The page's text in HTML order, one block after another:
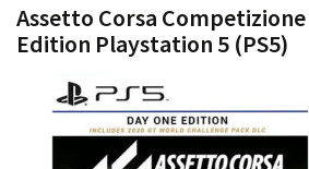
Assetto Corsa Competizione
Edition Playstation 5 (PS5)